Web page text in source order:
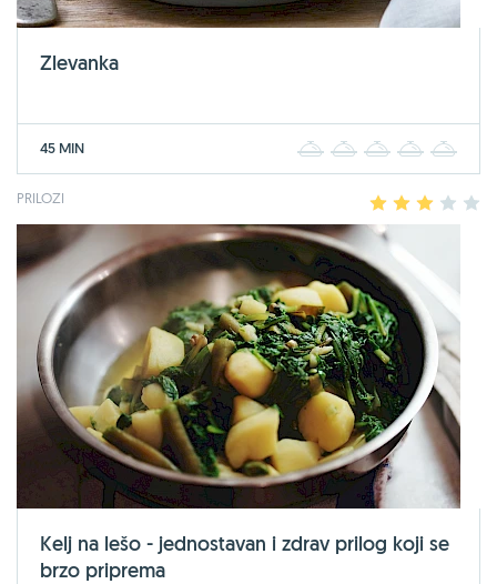
Zlevanka
45 MIN 2 3 4
PRILOZI 2 3 4
Kelj na lešo - jednostavan i zdrav prilog koji se
brzo priprema